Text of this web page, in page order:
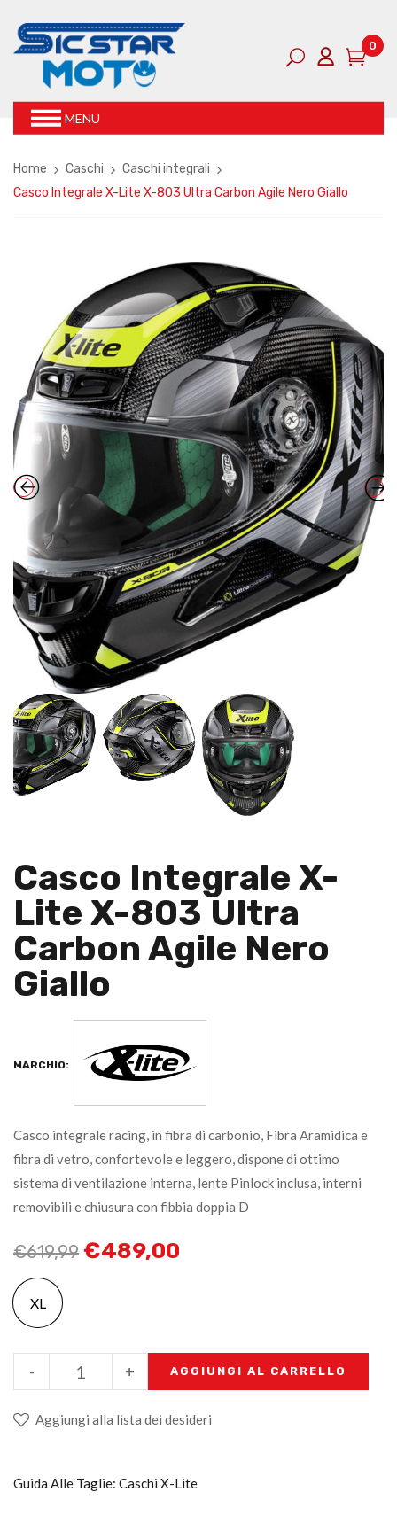
0
MENU
Home Caschi
Caschi integrali
Casco Integrale X-Lite X-803 Ultra Carbon Agile Nero Giallo
Casco Integrale X-
Lite X-803 Ultra
Carbon Agile Nero
Giallo
MARCHIO:
Casco integrale racing, in fibra di carbonio, Fibra Aramidica e
fibra di vetro, confortevole e leggero, dispone di ottimo
sistema di ventilazione interna, lente Pinlock inclusa, interni
removibili e chiusura con fibbia doppia D
€619,99 €489,00
XL
+
- AGGIUNGI AL CARRELLO
Aggiungi alla lista dei desideri
Guida Alle Taglie: Caschi X-Lite